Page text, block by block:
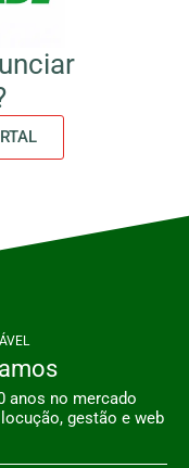
anos no mercado
gestão e web